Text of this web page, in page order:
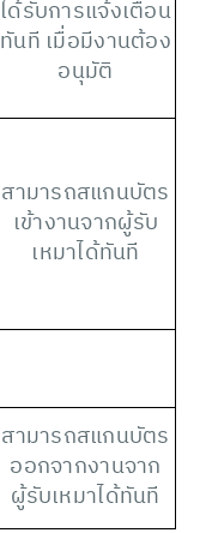
ได้รับการแจ้งเตือน
ทันที เมื่อมีงานต้อง
อนุมัติ
สามารถสแกนบัตร
เข้างานจากผู้รับ
เหมาได้ทันที
สามารถสแกนบัตร
ออกจากงานจาก
ผู้รับเหมาได้ทันที